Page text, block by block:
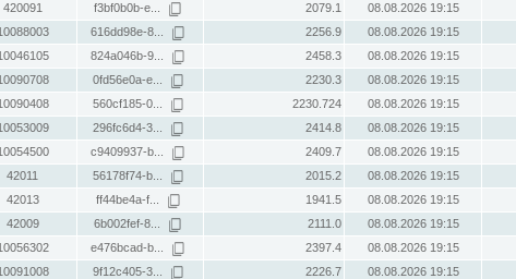
420091 f3bf0b0b-e... 2079.1
08.08.2026 19:15
616dd98e-8... 2256.9
08.08.2026 19:15
824a046b-9... 2458.3
08.08.2026 19:15
0fd56e0a-e... 2230.3
08.08.2026 19:15
560cf185-0... 2230.724
08.08.2026 19:15
296fc6d4-3... 2414.8
08.08.2026 19:15
c9409937-b... 2409.7
08.08.2026 19:15
42011 56178f74-b... 2015.2
08.08.2026 19:15
42013 ff44be4a-f... 1941.5
08.08.2026 19:15
42009 6b002fef-8... 2111.0
08.08.2026 19:15
e476bcad-b... 2397.4
08.08.2026 19:15
9f12c405-3... 2226.7
08.08.2026 19:15